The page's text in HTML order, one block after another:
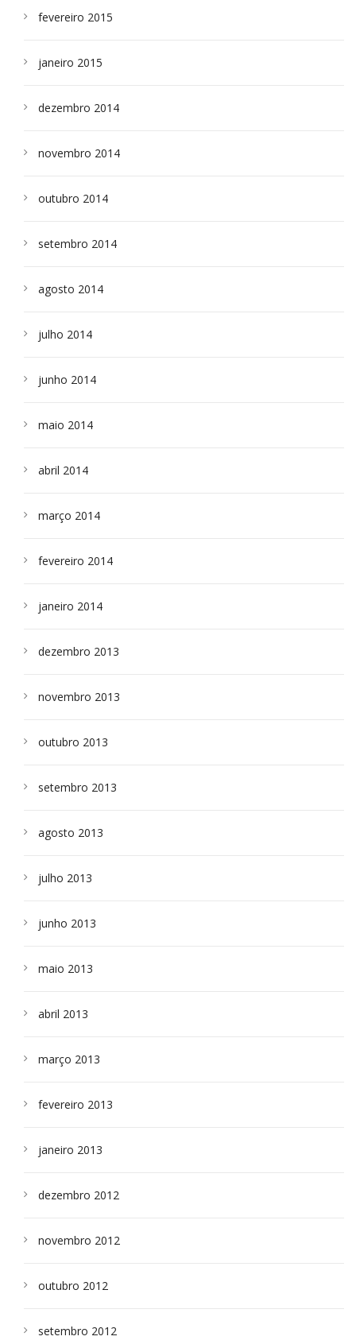
fevereiro 2015
janeiro 2015
dezembro 2014
novembro 2014
outubro 2014
setembro 2014
agosto 2014
julho 2014
junho 2014
maio 2014
abril 2014
março 2014
fevereiro 2014
janeiro 2014
dezembro 2013
novembro 2013
outubro 2013
setembro 2013
agosto 2013
julho 2013
junho 2013
maio 2013
abril 2013
março 2013
fevereiro 2013
janeiro 2013
dezembro 2012
novembro 2012
outubro 2012
setembro 2012